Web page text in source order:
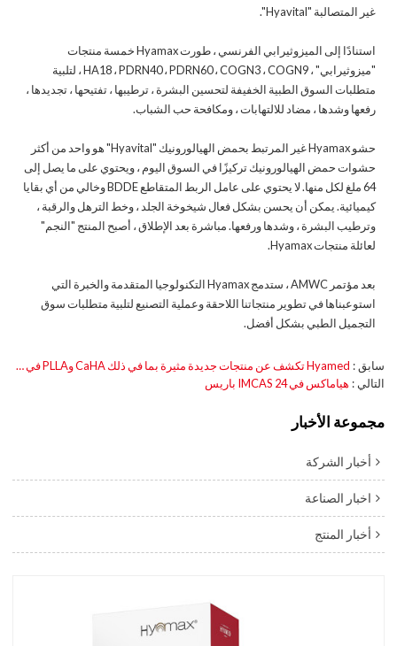
غير المتصالبة "Hyavital".
استنادًا إلى الميزوثيرابي الفرنسي ، طورت Hyamax خمسة منتجات
"ميزوثيرابي" ، HA18 ، PDRN40 ، PDRN60 ، COGN3 ، COGN9 ، لتلبية
متطلبات السوق الطبية الخفيفة لتحسين البشرة ، ترطيبها ، تفتيحها ، تجديدها ،
رفعها وشدها ، مضاد للالتهابات ، ومكافحة حب الشباب.
حشو Hyamax غير المرتبط بحمض الهيالورونيك "Hyavital" هو واحد من أكثر
حشوات حمض الهيالورونيك تركيزًا في السوق اليوم ، ويحتوي على ما يصل إلى
64 ملغ لكل منها. لا يحتوي على عامل الربط المتقاطع BDDE وخالي من أي بقايا
كيميائية. يمكن أن يحسن بشكل فعال شيخوخة الجلد ، وخط الترهل والرقبة ،
وترطيب البشرة ، وشدها ورفعها. مباشرة بعد الإطلاق ، أصبح المنتج "النجم"
لعائلة منتجات Hyamax.
بعد مؤتمر AMWC ، ستدمج Hyamax التكنولوجيا المتقدمة والخبرة التي
استوعبناها في تطوير منتجاتنا اللاحقة وعملية التصنيع لتلبية متطلبات سوق
التجميل الطبي بشكل أفضل.
سابق
Hyamed تكشف عن منتجات جديدة مثيرة بما في ذلك CaHA وPLLA في IMCAS 2024
التالي
هياماكس في 24 IMCAS باريس
مجموعة الأخبار
أخبار الشركة
اخبار الصناعة
أخبار المنتج